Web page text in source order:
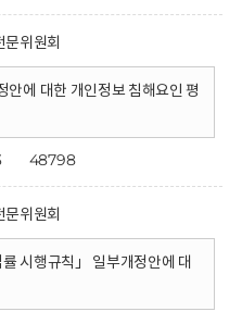
문위원회
안에 대한 개인정보 침해요인 평
48798
문위원회
률 시행규칙」 일부개정안에 대